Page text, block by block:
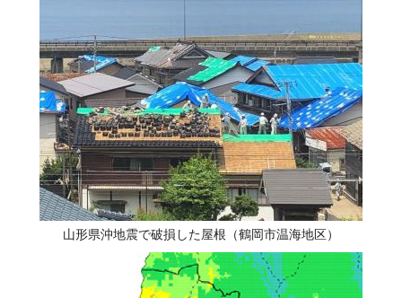
山形県沖地震で破損した屋根（鶴岡市温海地区）